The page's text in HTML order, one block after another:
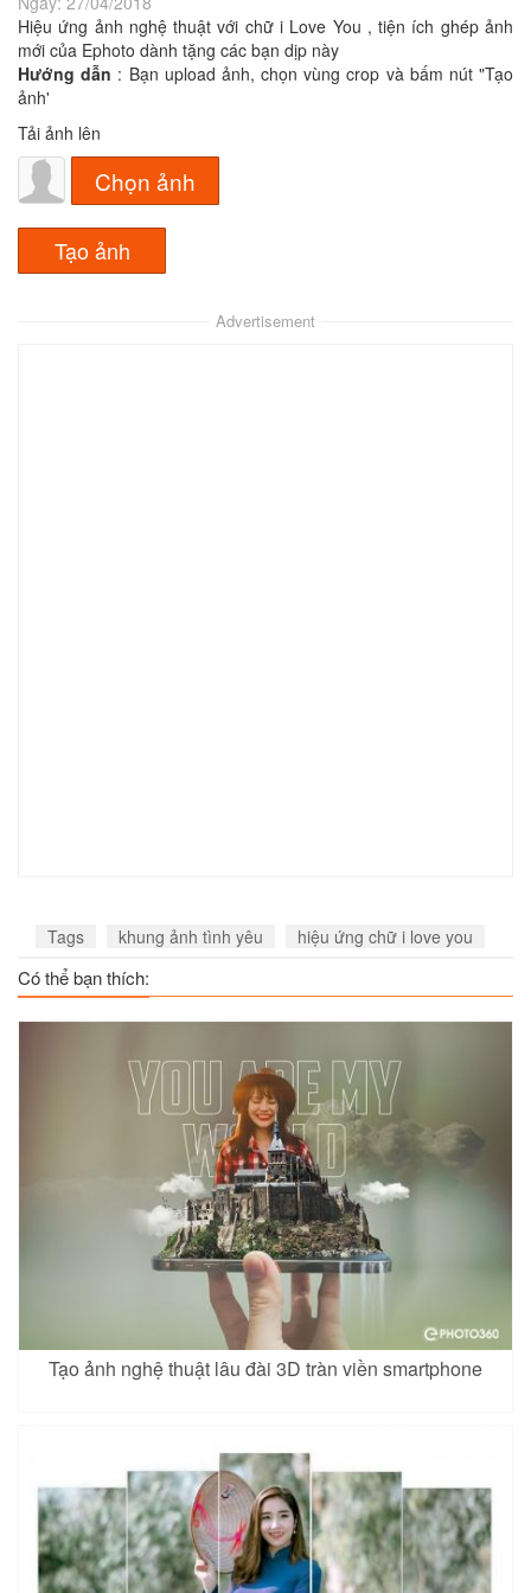
Hiệu ứng ảnh nghệ thuật với chữ i Love You , tiện ích ghép ảnh
mới của Ephoto dành tặng các bạn dịp này
Hướng dẫn : Bạn upload ảnh, chọn vùng crop và bấm nút "Tạo
ảnh'
Tải ảnh lên
Chọn ảnh
Advertisement
Tags khung ảnh tình yêu hiệu ứng chữ i love you
Có thể bạn thích:
Tạo ảnh nghệ thuật lâu đài 3D tràn viền smartphone